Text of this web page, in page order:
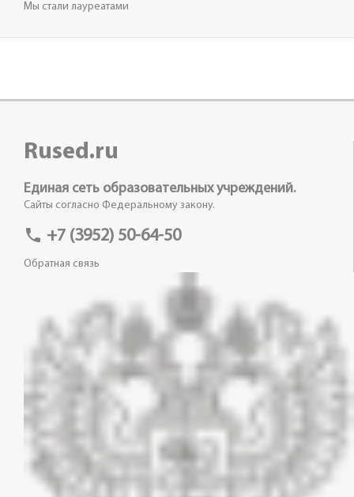
Мы стали лауреатами
Rused.ru
Единая сеть образовательных учреждений.
Сайты согласно Федеральному закону.
phone +7 (3952) 50-64-50
Обратная связь